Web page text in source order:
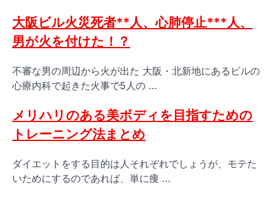
大阪ビル火災死者**人、心肺停止***人、
男が火を付けた！？
不審な男の周辺から火が出た 大阪・北新地にあるビルの
心療内科で起きた火事で5人の …
メリハリのある美ボディを目指すための
トレーニング法まとめ
ダイエットをする目的は人それぞれでしょうが、モテた
いためにするのであれば、単に痩 …